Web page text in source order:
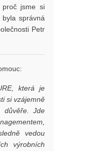
jsme si
správná
Petr
která je
si vzájemně
důvěře. Jde
vedou
výrobních